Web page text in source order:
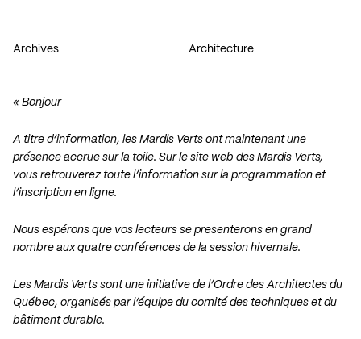
Archives Architecture
« Bonjour
A titre d’information, les Mardis Verts ont maintenant une
présence accrue sur la toile. Sur le site web des Mardis Verts,
vous retrouverez toute l’information sur la programmation et
l’inscription en ligne.
Nous espérons que vos lecteurs se presenterons en grand
nombre aux quatre conférences de la session hivernale.
Les Mardis Verts sont une initiative de l’Ordre des Architectes du
Québec, organisés par l’équipe du comité des techniques et du
bâtiment durable.